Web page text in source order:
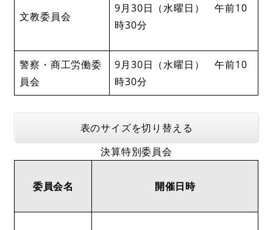
文教委員会
9月30日（水曜日） 午前10
時30分
警察・商工労働委
員会
9月30日（水曜日） 午前10
時30分
表のサイズを切り替える
決算特別委員会
委員会名 開催日時